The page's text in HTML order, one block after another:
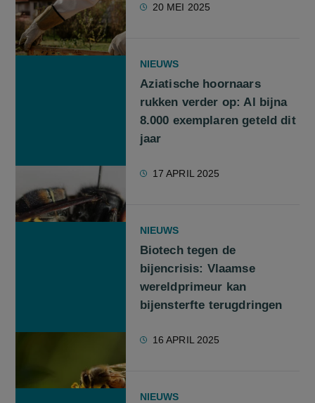
20 MEI 2025
NIEUWS
Aziatische hoornaars
rukken verder op: Al bijna
8.000 exemplaren geteld dit
jaar
17 APRIL 2025
NIEUWS
Biotech tegen de
bijencrisis: Vlaamse
wereldprimeur kan
bijensterfte terugdringen
16 APRIL 2025
NIEUWS